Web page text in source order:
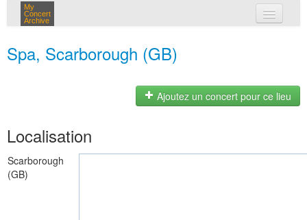
My
Concert
Archive
Spa, Scarborough (GB)
Ajoutez un concert pour ce lieu
Localisation
Scarborough
(GB)